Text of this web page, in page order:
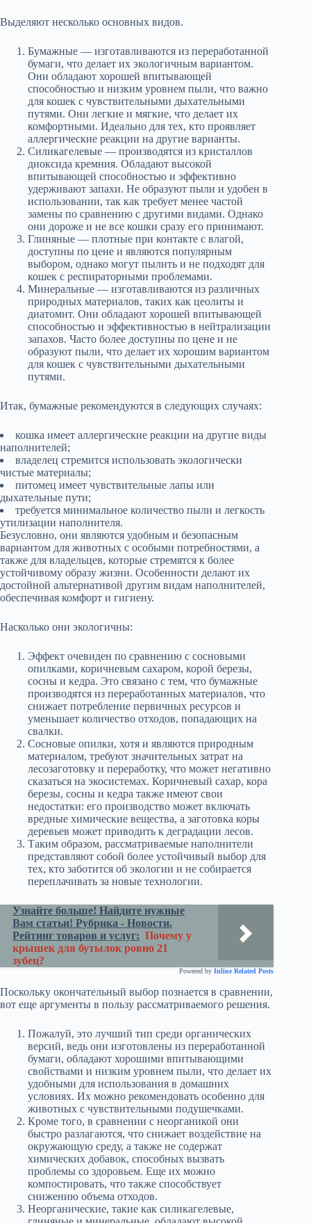
Выделяют несколько основных видов.
Бумажные — изготавливаются из переработанной
бумаги, что делает их экологичным вариантом.
Они обладают хорошей впитывающей
способностью и низким уровнем пыли, что важно
для кошек с чувствительными дыхательными
путями. Они легкие и мягкие, что делает их
комфортными. Идеально для тех, кто проявляет
аллергические реакции на другие варианты.
Силикагелевые — производятся из кристаллов
диоксида кремния. Обладают высокой
впитывающей способностью и эффективно
удерживают запахи. Не образуют пыли и удобен в
использовании, так как требует менее частой
замены по сравнению с другими видами. Однако
они дороже и не все кошки сразу его принимают.
Глиняные — плотные при контакте с влагой,
доступны по цене и являются популярным
выбором, однако могут пылить и не подходят для
кошек с респираторными проблемами.
Минеральные — изготавливаются из различных
природных материалов, таких как цеолиты и
диатомит. Они обладают хорошей впитывающей
способностью и эффективностью в нейтрализации
запахов. Часто более доступны по цене и не
образуют пыли, что делает их хорошим вариантом
для кошек с чувствительными дыхательными
путями.
Итак, бумажные рекомендуются в следующих случаях:
кошка имеет аллергические реакции на другие виды
наполнителей;
владелец стремится использовать экологически
чистые материалы;
питомец имеет чувствительные лапы или
дыхательные пути;
требуется минимальное количество пыли и легкость
утилизации наполнителя.
Безусловно, они являются удобным и безопасным
вариантом для животных с особыми потребностями, а
также для владельцев, которые стремятся к более
устойчивому образу жизни. Особенности делают их
достойной альтернативой другим видам наполнителей,
обеспечивая комфорт и гигиену.
Насколько они экологичны:
Эффект очевиден по сравнению с сосновыми
опилками, коричневым сахаром, корой березы,
сосны и кедра. Это связано с тем, что бумажные
производятся из переработанных материалов, что
снижает потребление первичных ресурсов и
уменьшает количество отходов, попадающих на
свалки.
Сосновые опилки, хотя и являются природным
материалом, требуют значительных затрат на
лесозаготовку и переработку, что может негативно
сказаться на экосистемах. Коричневый сахар, кора
березы, сосны и кедра также имеют свои
недостатки: его производство может включать
вредные химические вещества, а заготовка коры
деревьев может приводить к деградации лесов.
Таким образом, рассматриваемые наполнители
представляют собой более устойчивый выбор для
тех, кто заботится об экологии и не собирается
переплачивать за новые технологии.
Узнайте больше! Найдите нужные
Вам статьи! Рубрика - Новости.
Рейтинг товаров и услуг: Почему у
крышек для бутылок ровно 21
зубец?
Powered by Inline Related Posts
Поскольку окончательный выбор познается в сравнении,
вот еще аргументы в пользу рассматриваемого решения.
Пожалуй, это лучший тип среди органических
версий, ведь они изготовлены из переработанной
бумаги, обладают хорошими впитывающими
свойствами и низким уровнем пыли, что делает их
удобными для использования в домашних
условиях. Их можно рекомендовать особенно для
животных с чувствительными подушечками.
Кроме того, в сравнении с неорганикой они
быстро разлагаются, что снижает воздействие на
окружающую среду, а также не содержат
химических добавок, способных вызвать
проблемы со здоровьем. Еще их можно
компостировать, что также способствует
снижению объема отходов.
Неорганические, такие как силикагелевые,